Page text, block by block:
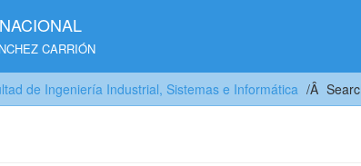
CARRIÓN
de Ingeniería Industrial, Sistemas e Informática